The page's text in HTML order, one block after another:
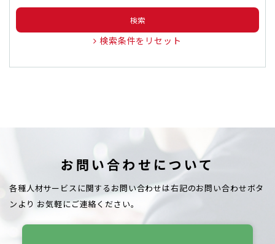
検索
検索条件をリセット
お問い合わせについて
各種人材サービスに関するお問い合わせは右記のお問い合わせボタ
ンより お気軽にご連絡ください。